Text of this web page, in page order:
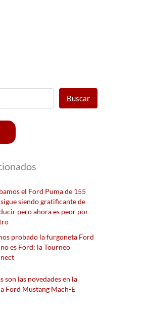
Buscar
el Ford Puma de 155
siendo gratificante de
pero ahora es peor por
probado la furgoneta Ford
es Ford: la Tourneo
son las novedades en la
Ford Mustang Mach-E